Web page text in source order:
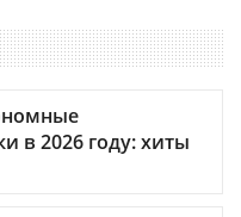
в 2026 году: хиты